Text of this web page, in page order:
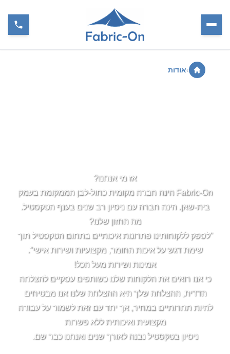
›אודות
אז מי אנחנו?
Fabric-On הינה חברה מקומית כחול-לבן הממקומת בעמק
בית-שאן. הינה חברה עם ניסיון רב שנים בענף הטקסטיל.
מה החזון שלנו?
"לספק ללקוחותינו פתרונות איכותיים בתחום הטקסטיל תוך
שימת דגש על איכות החומר, מקצועיות ושירות אישי".
אמינות ושירות מעל הכל!
כי אנו רואים את הלקוחות שלנו כשותפים עסקיים להצלחה
הדדית, ההצלחה שלך היא ההצלחה שלנו אנו מבטיחים
להיות תחרותיים במחיר, אך יחד עם זאת לשמור על עבודה
מקצועית ואיכותית ללא פשרות
ניסיון בטקסטיל נבנה לאורך שנים ואנחנו כבר שם.